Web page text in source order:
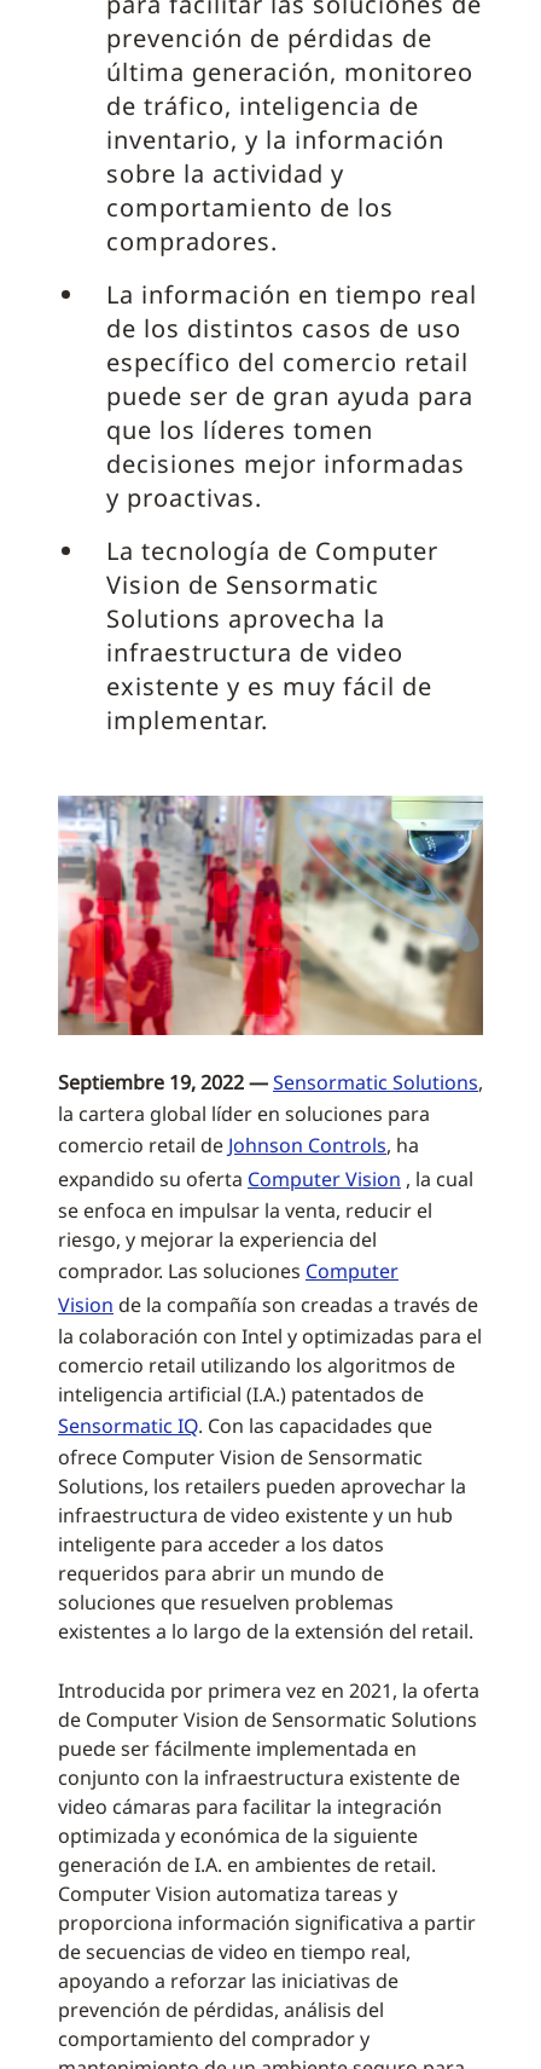
prevención de pérdidas de
última generación, monitoreo
de tráfico, inteligencia de
inventario, y la información
sobre la actividad y
comportamiento de los
compradores.
La información en tiempo real
de los distintos casos de uso
específico del comercio retail
puede ser de gran ayuda para
que los líderes tomen
decisiones mejor informadas
y proactivas.
La tecnología de Computer
Vision de Sensormatic
Solutions aprovecha la
infraestructura de video
existente y es muy fácil de
implementar.
Septiembre 19, 2022 —Sensormatic Solutions,
la cartera global líder en soluciones para
comercio retail de Johnson Controls, ha
expandido su oferta Computer Vision , la cual
se enfoca en impulsar la venta, reducir el
riesgo, y mejorar la experiencia del
comprador. Las soluciones Computer
Vision de la compañía son creadas a través de
la colaboración con Intel y optimizadas para el
comercio retail utilizando los algoritmos de
inteligencia artificial (I.A.) patentados de
Sensormatic IQ. Con las capacidades que
ofrece Computer Vision de Sensormatic
Solutions, los retailers pueden aprovechar la
infraestructura de video existente y un hub
inteligente para acceder a los datos
requeridos para abrir un mundo de
soluciones que resuelven problemas
existentes a lo largo de la extensión del retail.
Introducida por primera vez en 2021, la oferta
de Computer Vision de Sensormatic Solutions
puede ser fácilmente implementada en
conjunto con la infraestructura existente de
video cámaras para facilitar la integración
optimizada y económica de la siguiente
generación de I.A. en ambientes de retail.
Computer Vision automatiza tareas y
proporciona información significativa a partir
de secuencias de video en tiempo real,
apoyando a reforzar las iniciativas de
prevención de pérdidas, análisis del
comportamiento del comprador y